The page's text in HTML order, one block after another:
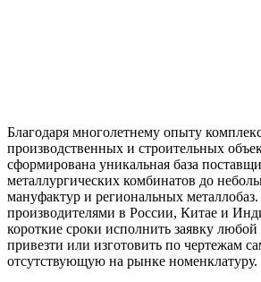
Благодаря многолетнему опыту
производственных и строительных
сформирована уникальная база
металлургических комбинатов до
мануфактур и региональных
производителями в России, Китае и
короткие сроки исполнить заявку
привезти или изготовить по чертежам
отсутствующую на рынке номенклатуру.